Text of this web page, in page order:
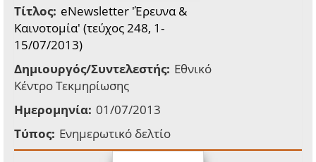
Τίτλος: eNewsletter 'Έρευνα &
Καινοτομία' (τεύχος 248, 1-
15/07/2013)
Δημιουργός/Συντελεστής: Εθνικό
Κέντρο Τεκμηρίωσης
Ημερομηνία: 01/07/2013
Τύπος: Ενημερωτικό δελτίο